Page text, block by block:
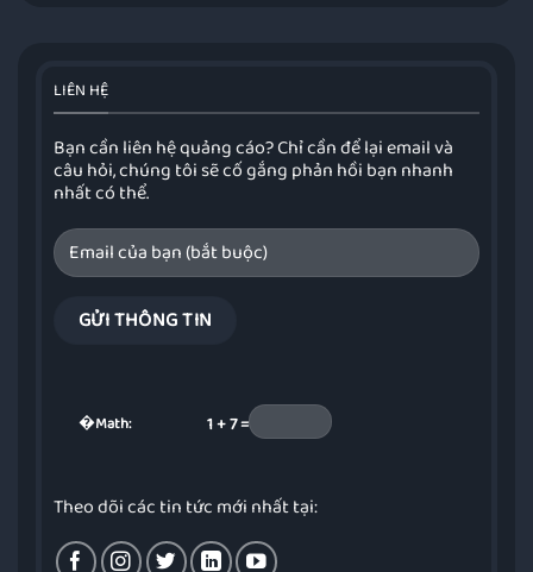
LIÊN HỆ
Bạn cần liên hệ quảng cáo? Chỉ cần để lại email và
câu hỏi, chúng tôi sẽ cố gắng phản hồi bạn nhanh
nhất có thể.
�Math: 1 + 7 =
Theo dõi các tin tức mới nhất tại: